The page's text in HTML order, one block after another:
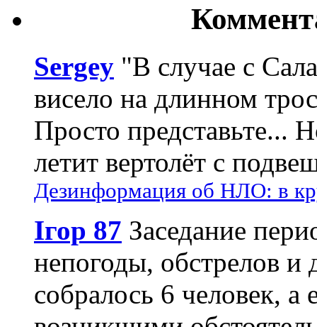
Sergey "В случае с
висело на длинном
Просто представьте...
летит вертолёт с
Дезинформация об НЛО: в
Ігор 87 Заседание
непогоды, обстрелов и
собралось 6 человек, а